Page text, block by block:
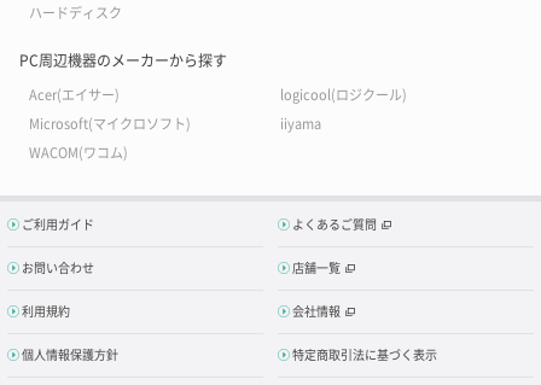
ハードディスク
PC周辺機器のメーカーから探す
Acer(エイサー)
logicool(ロジクール)
Microsoft(マイクロソフト)
iiyama
WACOM(ワコム)
ご利用ガイド よくあるご質問
お問い合わせ 店舗一覧
利用規約 会社情報
個人情報保護方針 特定商取引法に基づく表示